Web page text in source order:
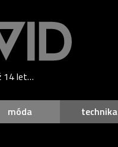
14 let…
móda technika